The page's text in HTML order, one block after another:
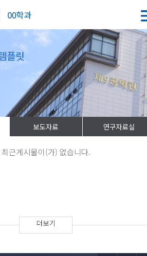
00학과
플릿
최근게시물이(가) 없습니다.
더보기